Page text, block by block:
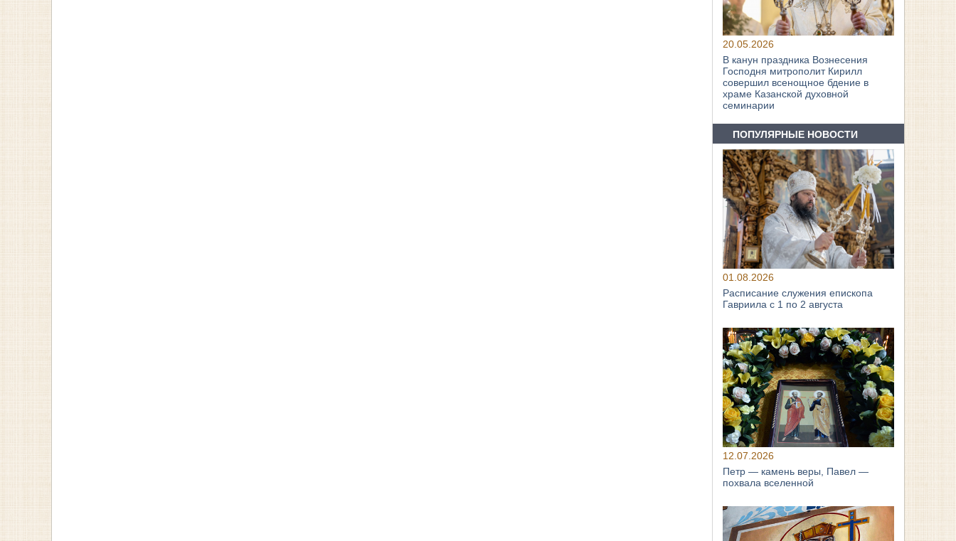
20.05.2026
В канун праздника Вознесения
Господня митрополит Кирилл
совершил всенощное бдение в
храме Казанской духовной
семинарии
ПОПУЛЯРНЫЕ НОВОСТИ
01.08.2026
Расписание служения епископа
Гавриила с 1 по 2 августа
12.07.2026
Петр — камень веры, Павел —
похвала вселенной